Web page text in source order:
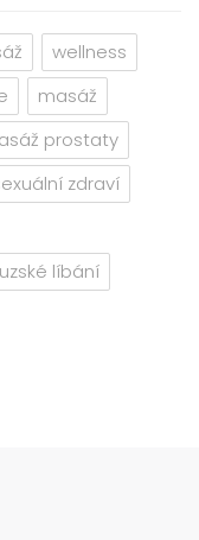
wellness
masáž
prostaty
zdraví
líbání